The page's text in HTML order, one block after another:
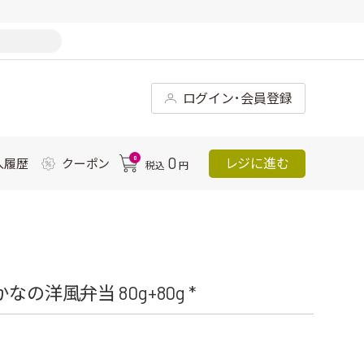
ログイン･会員登録
履歴 クーポン 0
税込 0 円 レジに進む
の洋風弁当 80g+80g *